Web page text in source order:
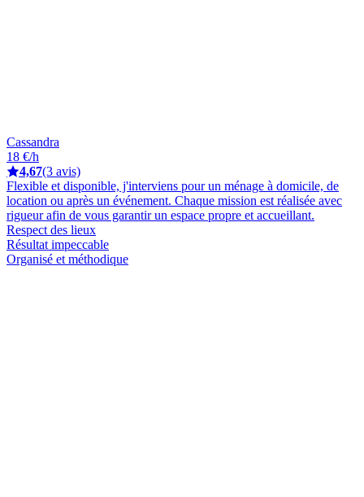
Cassandra
18 €/h
4,67(3 avis)
Flexible et disponible, j'interviens pour un ménage à domicile, de
location ou après un événement. Chaque mission est réalisée avec
rigueur afin de vous garantir un espace propre et accueillant.
Respect des lieux
Résultat impeccable
Organisé et méthodique